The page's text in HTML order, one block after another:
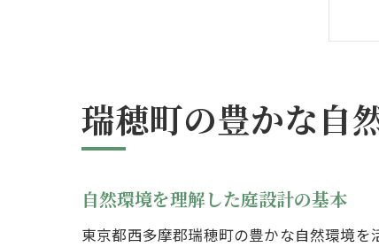
瑞穂町の豊かな自
自然環境を理解した庭設計の基本
東京都西多摩郡瑞穂町の豊かな自然環境